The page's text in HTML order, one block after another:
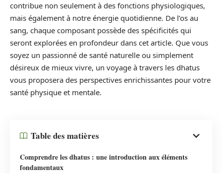
contribue non seulement à des fonctions physiologiques,
mais également à notre énergie quotidienne. De l’os au
sang, chaque composant possède des spécificités qui
seront explorées en profondeur dans cet article. Que vous
soyez un passionné de santé naturelle ou simplement
désireux de mieux vivre, un voyage à travers les dhatus
vous proposera des perspectives enrichissantes pour votre
santé physique et mentale.
Table des matières
Comprendre les dhatus : une introduction aux éléments
fondamentaux